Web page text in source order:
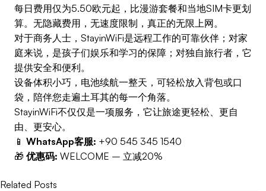
每日费用仅为5.50欧元起，比漫游套餐和当地SIM卡更划
算。无隐藏费用，无速度限制，真正的无限上网。
对于商务人士，StayinWiFi是远程工作的可靠伙伴；对家
庭来说，是孩子们娱乐和学习的保障；对独自旅行者，它
提供安全和便利。
设备体积小巧，电池续航一整天，可轻松放入背包或口
袋，陪伴您走遍土耳其的每一个角落。
StayinWiFi不仅仅是一项服务，它让旅途更轻松、更自
由、更安心。
📱 WhatsApp客服: +90 545 345 1540
🎁 优惠码: WELCOME – 立减20%
Related Posts